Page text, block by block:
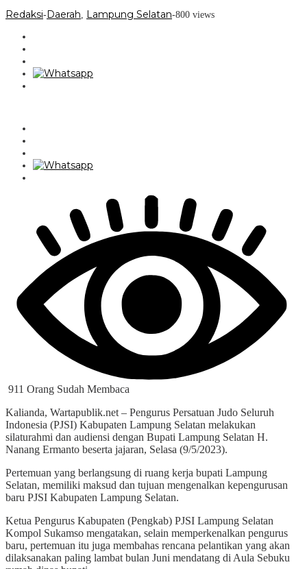
Redaksi-Daerah Lampung Selatan-800 views
911 Orang Sudah Membaca
Kalianda, Wartapublik.net – Pengurus Persatuan Judo Seluruh
Indonesia (PJSI) Kabupaten Lampung Selatan melakukan
silaturahmi dan audiensi dengan Bupati Lampung Selatan H.
Nanang Ermanto beserta jajaran, Selasa (9/5/2023).
Pertemuan yang berlangsung di ruang kerja bupati Lampung
Selatan, memiliki maksud dan tujuan mengenalkan kepengurusan
baru PJSI Kabupaten Lampung Selatan.
Ketua Pengurus Kabupaten (Pengkab) PJSI Lampung Selatan
Kompol Sukamso mengatakan, selain memperkenalkan pengurus
baru, pertemuan itu juga membahas rencana pelantikan yang akan
dilaksanakan paling lambat bulan Juni mendatang di Aula Sebuku